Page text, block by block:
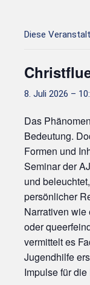
Diese
8. Juli 2026 –
Das
Bedeutung.
Formen und
Seminar der
und
persönlicher
Narrativen wie
oder
vermittelt es
Jugendhilfe
Impulse für